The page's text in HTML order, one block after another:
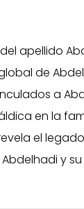
apellido
de
a
en la
el
y